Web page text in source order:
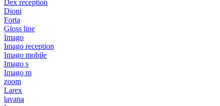
Dex reception
Dioni
Forta
Gloss line
Imago
Imago reception
Imago mobile
Imago s
Imago m
zoom
Larex
lavana